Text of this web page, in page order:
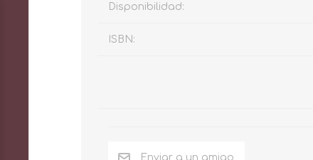
Disponibilidad:
ISBN: